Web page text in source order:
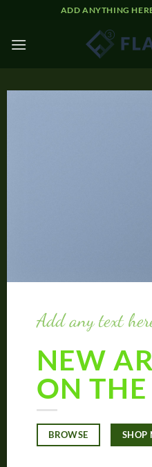
springen
ADD ANYTHING
Add any text
NEW
ON
BROWSE SHOP